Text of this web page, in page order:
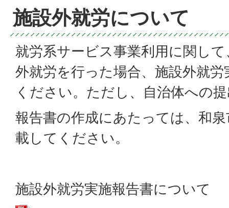
施設外就労について
就労系サービス事業利用に関し
外就労を行った場合、施設外就
ください。ただし、自治体への
報告書の作成にあたっては、和
載してください。
施設外就労実施報告書について